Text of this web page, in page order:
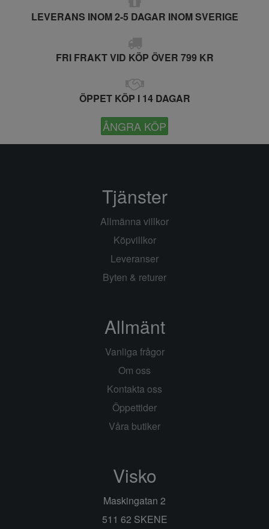
LEVERANS INOM 2-5 DAGAR INOM SVERIGE
FRI FRAKT VID KÖP ÖVER 799 KR
ÖPPET KÖP I 14 DAGAR
ÅNGRA KÖP
Tjänster
Allmänna villkor
Köpvillkor
Leveranser
Byten & returer
Allmänt
Vanliga frågor
Om oss
Kontakta oss
Öppettider
Våra butiker
Visko
Maskingatan 2
511 62 SKENE